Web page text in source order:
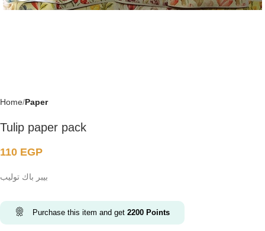
Home Paper
Tulip paper pack
110 EGP
بيبر باك توليب
Purchase this item and get 2200 Points